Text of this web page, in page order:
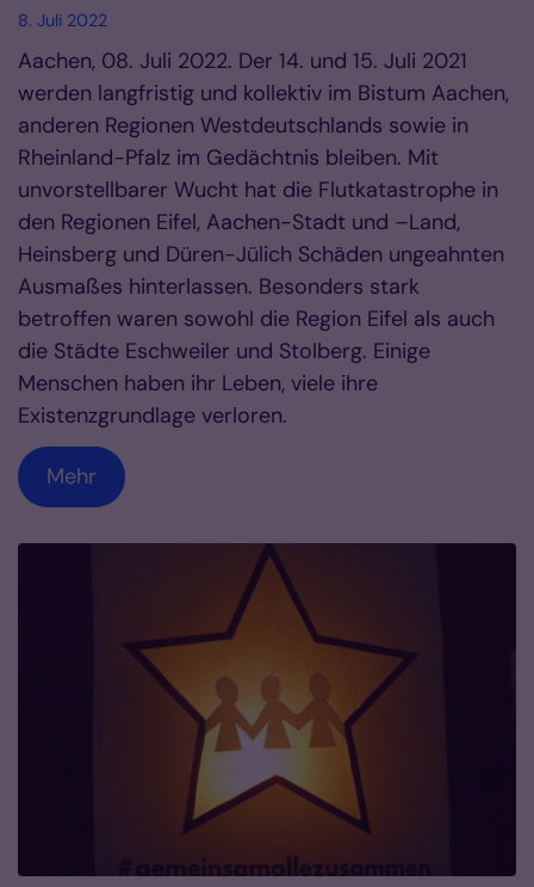
8. Juli 2022
Aachen, 08. Juli 2022. Der 14. und 15. Juli 2021
werden langfristig und kollektiv im Bistum Aachen,
anderen Regionen Westdeutschlands sowie in
Rheinland-Pfalz im Gedächtnis bleiben. Mit
unvorstellbarer Wucht hat die Flutkatastrophe in
den Regionen Eifel, Aachen-Stadt und –Land,
Heinsberg und Düren-Jülich Schäden ungeahnten
Ausmaßes hinterlassen. Besonders stark
betroffen waren sowohl die Region Eifel als auch
die Städte Eschweiler und Stolberg. Einige
Menschen haben ihr Leben, viele ihre
Existenzgrundlage verloren.
Mehr